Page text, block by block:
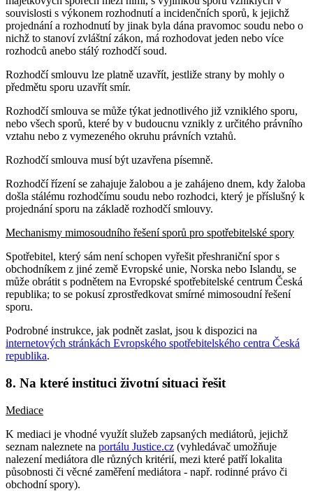
souvislosti s výkonem rozhodnutí a incidenčních sporů, k jejichž
projednání a rozhodnutí by jinak byla dána pravomoc soudu nebo o
nichž to stanoví zvláštní zákon, má rozhodovat jeden nebo více
rozhodců anebo stálý rozhodčí soud.
Rozhodčí smlouvu lze platně uzavřít, jestliže strany by mohly o
předmětu sporu uzavřít smír.
Rozhodčí smlouva se může týkat jednotlivého již vzniklého sporu,
nebo všech sporů, které by v budoucnu vznikly z určitého právního
vztahu nebo z vymezeného okruhu právních vztahů.
Rozhodčí smlouva musí být uzavřena písemně.
Rozhodčí řízení se zahajuje žalobou a je zahájeno dnem, kdy žaloba
došla stálému rozhodčímu soudu nebo rozhodci, který je příslušný k
projednání sporu na základě rozhodčí smlouvy.
Mechanismy mimosoudního řešení sporů pro spotřebitelské spory
Spotřebitel, který sám není schopen vyřešit přeshraniční spor s
obchodníkem z jiné země Evropské unie, Norska nebo Islandu, se
může obrátit s podnětem na Evropské spotřebitelské centrum Česká
republika; to se pokusí zprostředkovat smírné mimosoudní řešení
sporu.
Podrobné instrukce, jak podnět zaslat, jsou k dispozici na
internetových stránkách Evropského spotřebitelského centra Česká
republika.
8. Na které instituci životní situaci řešit
Mediace
K mediaci je vhodné využít služeb zapsaných mediátorů, jejichž
seznam naleznete na portálu Justice.cz (vyhledávač umožňuje
nalezení mediátora dle různých kritérií, mezi které patří lokalita
působnosti či věcné zaměření mediátora - např. rodinné právo či
obchodní spory).